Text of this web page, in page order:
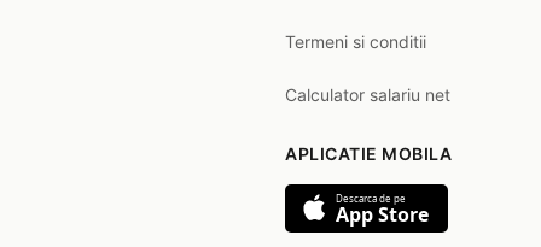
Termeni si conditii
Calculator salariu net
APLICATIE MOBILA
Descarca de pe
App Store